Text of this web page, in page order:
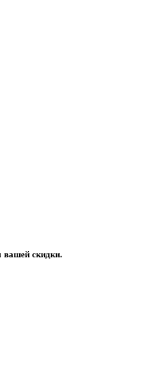
вашей скидки.